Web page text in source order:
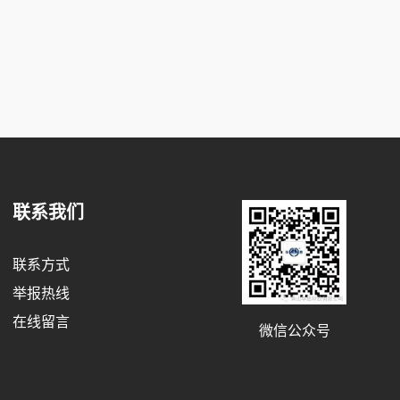
联系我们
联系方式
举报热线
在线留言
微信公众号